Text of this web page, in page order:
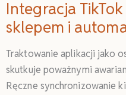
Integracja
sklepem i
Traktowanie aplikacji jako
skutkuje poważnymi
Ręczne synchronizowanie